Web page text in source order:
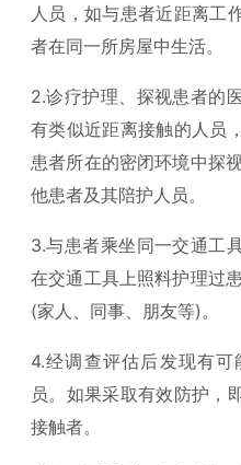
人员，如与患者近距离工
者在同一所房屋中生活。
2.诊疗护理、探视患者的
有类似近距离接触的人员
患者所在的密闭环境中探
他患者及其陪护人员。
3.与患者乘坐同一交通工
在交通工具上照料护理过
(家人、同事、朋友等)。
4.经调查评估后发现有
员。如果采取有效防护，
接触者。